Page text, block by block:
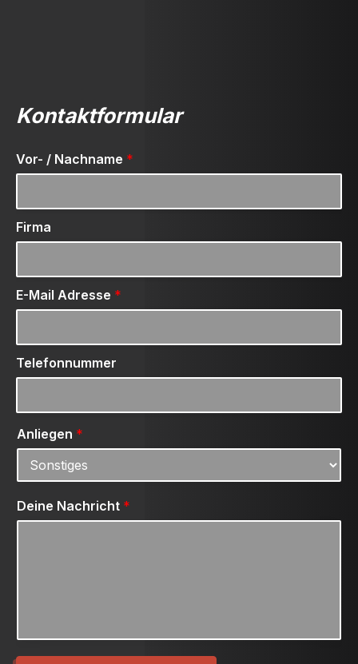
Kontaktformular
Vor- / Nachname *
Firma
E-Mail Adresse *
Telefonnummer
Anliegen *
Deine Nachricht *